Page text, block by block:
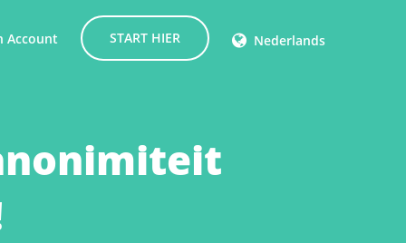
START HIER
Account
Wat is de beste VPN?
Nederlands